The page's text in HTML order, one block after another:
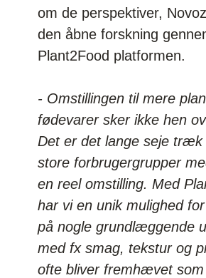
om de perspektiver,
den åbne forskning
Plant2Food platformen.
- Omstillingen til mere
fødevarer sker ikke hen
Det er det lange seje
store forbrugergrupper
en reel omstilling. Med
har vi en unik mulighed
på nogle grundlæggende
med fx smag, tekstur og
ofte bliver fremhævet som